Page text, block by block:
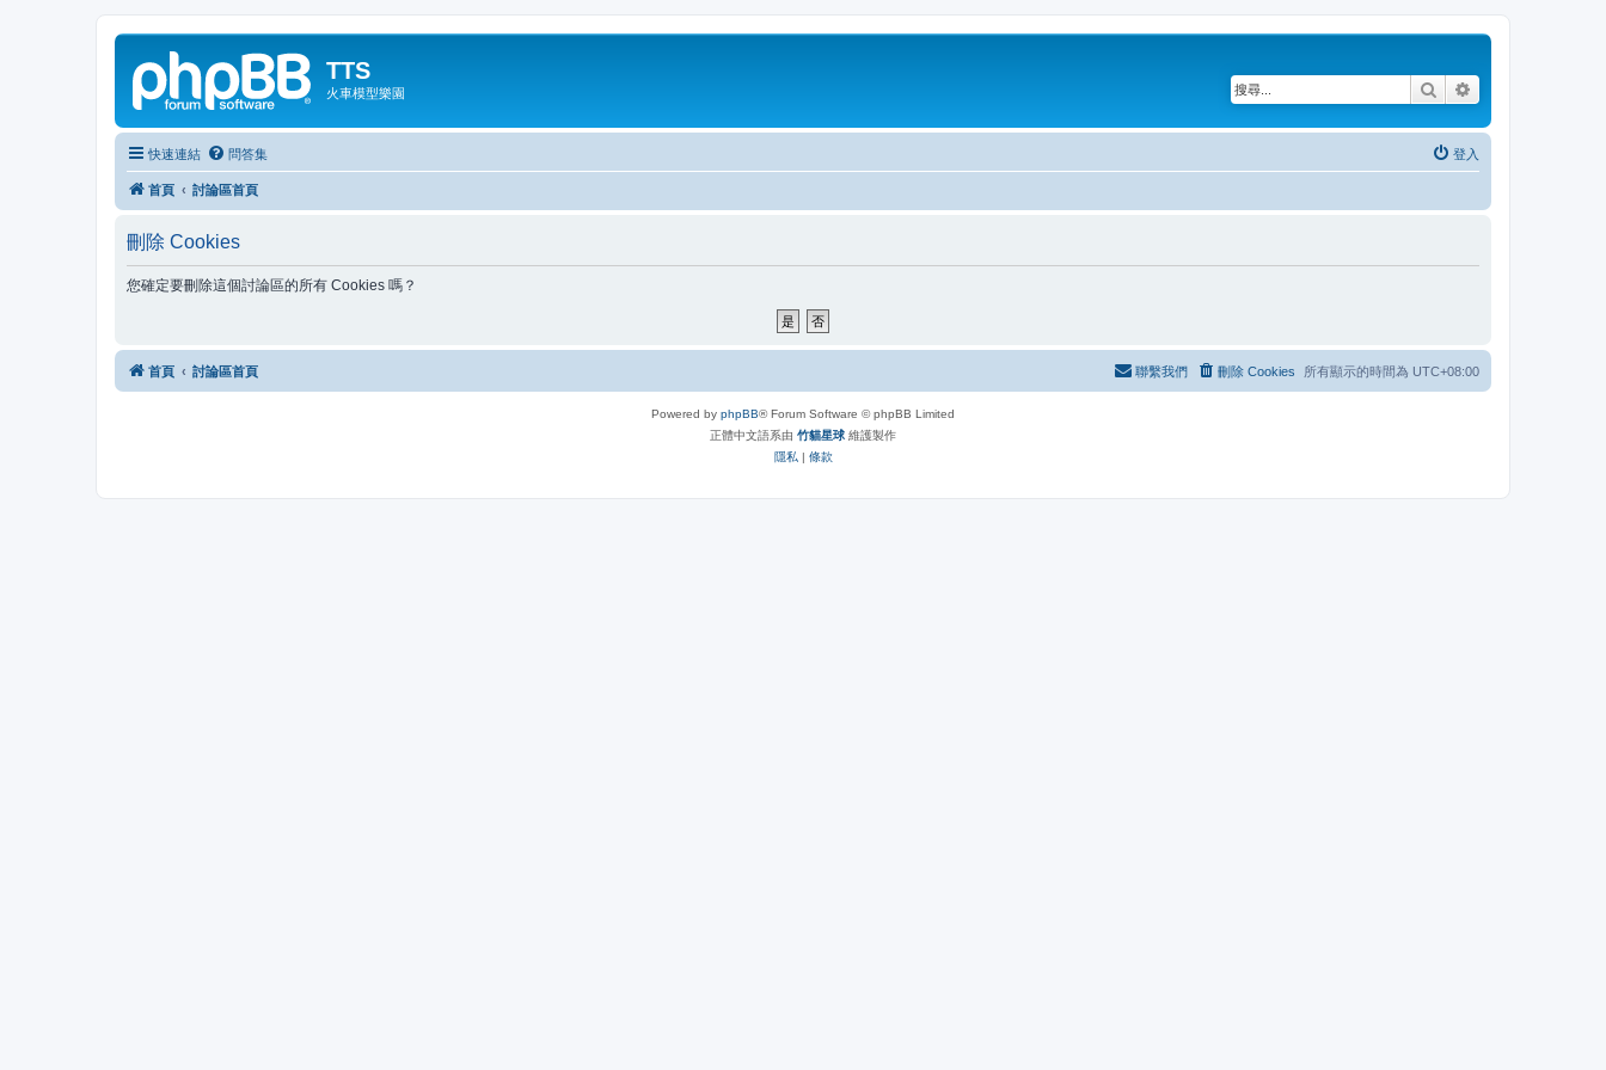
TTS
火車模型樂園 搜尋
快速連結 問答集 登入
首頁 討論區首頁
刪除 Cookies
您確定要刪除這個討論區的所有 Cookies 嗎？
首頁 討論區首頁 所有顯示的時間為 UTC+08:00
刪除 Cookies
聯繫我們
Powered by phpBB® Forum Software © phpBB Limited
正體中文語系由 竹貓星球 維護製作
隱私 | 條款